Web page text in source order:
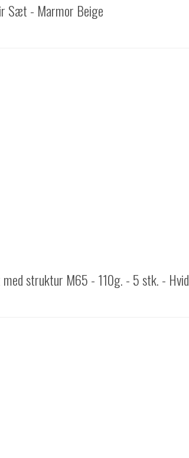
Sæt - Marmor Beige
med struktur M65 - 110g. - 5 stk. - Hvid